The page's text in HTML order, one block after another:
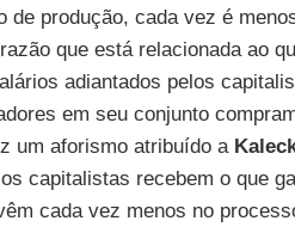
de produção, cada vez é
que está relacionada ao
adiantados pelos
em seu conjunto
um aforismo atribuído a
capitalistas recebem o que
cada vez menos no